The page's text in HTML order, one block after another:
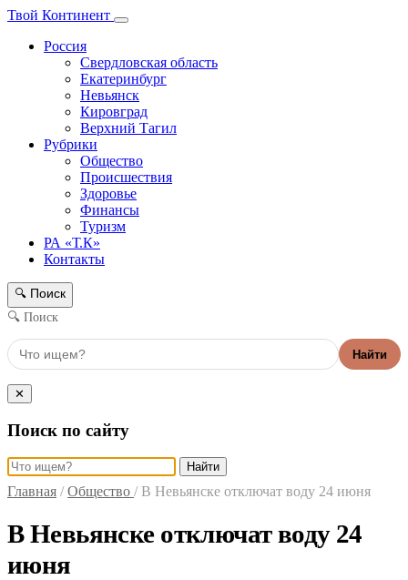
Твой Континент
Россия
Свердловская область
Екатеринбург
Невьянск
Кировград
Верхний Тагил
Рубрики
Общество
Происшествия
Здоровье
Финансы
Туризм
РА «Т.К»
Контакты
🔍 Поиск
🔍 Поиск
Найти
✕
Поиск по сайту
Найти
Главная / Общество / В Невьянске отключат воду 24 июня
В Невьянске отключат воду 24
июня